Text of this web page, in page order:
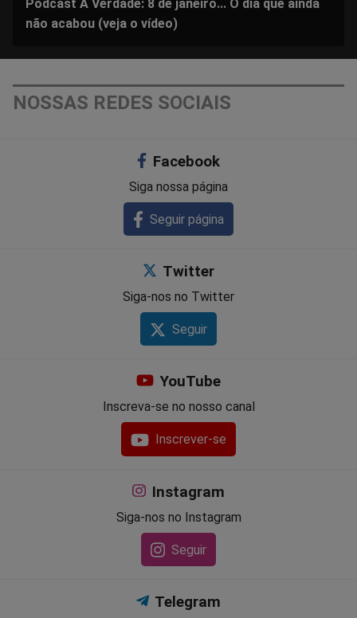
Podcast A Verdade: 8 de janeiro... O dia que ainda
não acabou (veja o vídeo)
NOSSAS REDES SOCIAIS
Facebook
Siga nossa página
Seguir página
Twitter
Siga-nos no Twitter
Seguir
YouTube
Inscreva-se no nosso canal
Inscrever-se
Instagram
Siga-nos no Instagram
Seguir
Telegram